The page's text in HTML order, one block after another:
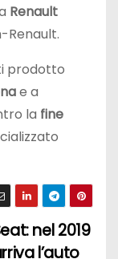
Renault
Renault.
prodotto
e a
la fine
nel 2019
l’auto